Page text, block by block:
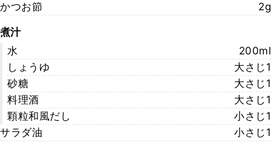
かつお節
2g
煮汁
水
200ml
しょうゆ
大さじ1
砂糖
大さじ1
料理酒
大さじ1
顆粒和風だし
小さじ1
サラダ油
小さじ1